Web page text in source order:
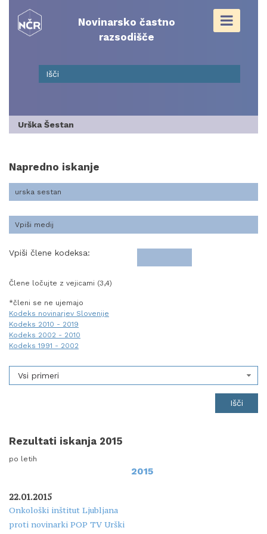
content
Novinarsko častno
razsodišče
Urška Šestan
Napredno iskanje
Vpiši člene kodeksa:
Člene ločujte z vejicami (3,4)
*členi se ne ujemajo
Kodeks novinarjev Slovenije
Kodeks 2010 - 2019
Kodeks 2002 - 2010
Kodeks 1991 - 2002
Vsi primeri
Rezultati iskanja 2015
po letih
2015
22.01.2015
Onkološki inštitut Ljubljana
proti novinarki POP TV Urški